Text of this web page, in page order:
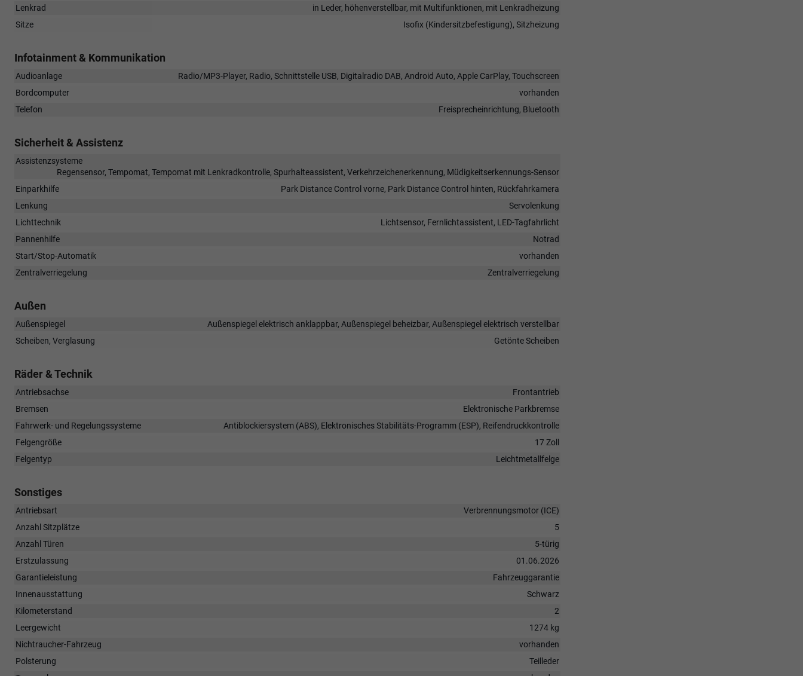
Lenkrad
in Leder, höhenverstellbar, mit Multifunktionen, mit Lenkradheizung
Sitze
Isofix (Kindersitzbefestigung), Sitzheizung
Infotainment & Kommunikation
Audioanlage
Radio/MP3-Player, Radio, Schnittstelle USB, Digitalradio DAB, Android Auto, Apple CarPlay, Touchscreen
Bordcomputer
vorhanden
Telefon
Freisprecheinrichtung, Bluetooth
Sicherheit & Assistenz
Assistenzsysteme
Regensensor, Tempomat, Tempomat mit Lenkradkontrolle, Spurhalteassistent, Verkehrzeichenerkennung, Müdigkeitserkennungs-Sensor
Einparkhilfe
Park Distance Control vorne, Park Distance Control hinten, Rückfahrkamera
Lenkung
Servolenkung
Lichttechnik
Lichtsensor, Fernlichtassistent, LED-Tagfahrlicht
Pannenhilfe
Notrad
Start/Stop-Automatik
vorhanden
Zentralverriegelung
Zentralverriegelung
Außen
Außenspiegel
Außenspiegel elektrisch anklappbar, Außenspiegel beheizbar, Außenspiegel elektrisch verstellbar
Scheiben, Verglasung
Getönte Scheiben
Räder & Technik
Antriebsachse
Frontantrieb
Bremsen
Elektronische Parkbremse
Fahrwerk- und Regelungssysteme
Antiblockiersystem (ABS), Elektronisches Stabilitäts-Programm (ESP), Reifendruckkontrolle
Felgengröße
17 Zoll
Felgentyp
Leichtmetallfelge
Sonstiges
Antriebsart
Verbrennungsmotor (ICE)
Anzahl Sitzplätze
5
Anzahl Türen
5-türig
Erstzulassung
01.06.2026
Garantieleistung
Fahrzeuggarantie
Innenausstattung
Schwarz
Kilometerstand
2
Leergewicht
1274 kg
Nichtraucher-Fahrzeug
vorhanden
Polsterung
Teilleder